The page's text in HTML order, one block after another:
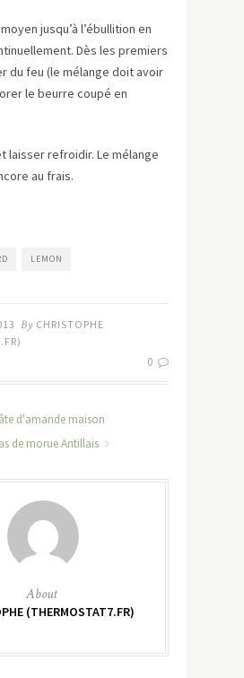
jusqu’à l’ébullition en
Dès les premiers
du feu (le mélange doit avoir
le beurre coupé en
laisser refroidir. Le mélange
au frais.
LEMON
By CHRISTOPHE
0
d'amande maison
de morue Antillais
About
(THERMOSTAT7.FR)